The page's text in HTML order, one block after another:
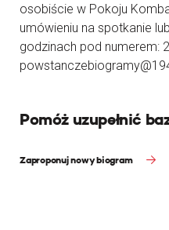
osobiście w Pokoju
umówieniu na spotkanie
godzinach pod numerem:
Pomóż uzupełnić
Zaproponuj nowy biogram